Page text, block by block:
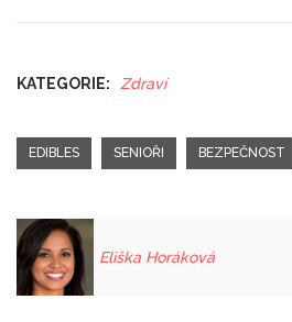
KATEGORIE: Zdraví
EDIBLES SENIOŘI BEZPEČNOST
Eliška Horáková